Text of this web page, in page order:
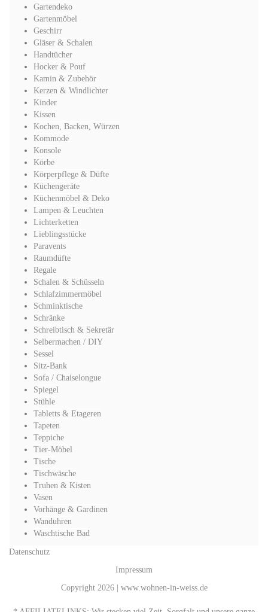
Gartendeko
Gartenmöbel
Geschirr
Gläser & Schalen
Handtücher
Hocker & Pouf
Kamin & Zubehör
Kerzen & Windlichter
Kinder
Kissen
Kochen, Backen, Würzen
Kommode
Konsole
Körbe
Körperpflege & Düfte
Küchengeräte
Küchenmöbel & Deko
Lampen & Leuchten
Lichterketten
Lieblingsstücke
Paravents
Raumdüfte
Regale
Schalen & Schüsseln
Schlafzimmermöbel
Schminktische
Schränke
Schreibtisch & Sekretär
Selbermachen / DIY
Sessel
Sitz-Bank
Sofa / Chaiselongue
Spiegel
Stühle
Tabletts & Etageren
Tapeten
Teppiche
Tier-Möbel
Tische
Tischwäsche
Truhen & Kisten
Vasen
Vorhänge & Gardinen
Wanduhren
Waschtische Bad
Datenschutz
Impressum
Copyright 2026 | www.wohnen-in-weiss.de